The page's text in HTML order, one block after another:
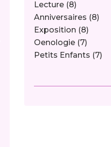
Lecture (8)
Anniversaires (8)
Exposition (8)
Oenologie (7)
Petits Enfants (7)